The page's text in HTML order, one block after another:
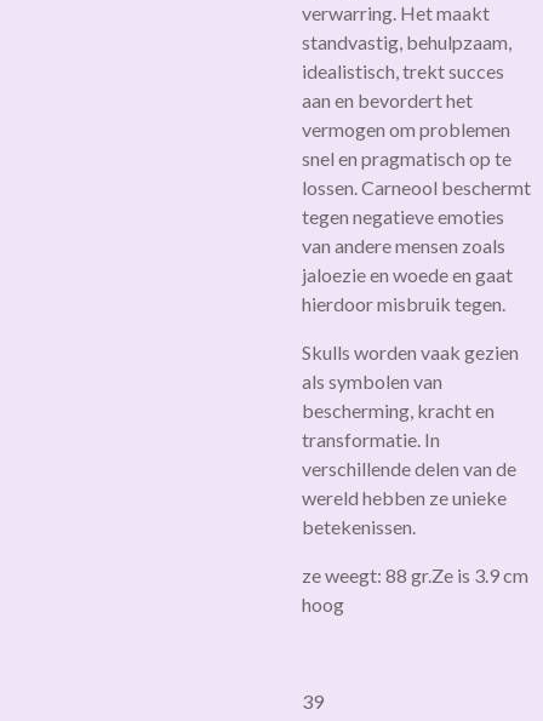
verwarring. Het maakt
standvastig, behulpzaam,
idealistisch, trekt succes
aan en bevordert het
vermogen om problemen
snel en pragmatisch op te
lossen. Carneool beschermt
tegen negatieve emoties
van andere mensen zoals
jaloezie en woede en gaat
hierdoor misbruik tegen.
Skulls worden vaak gezien
als symbolen van
bescherming, kracht en
transformatie. In
verschillende delen van de
wereld hebben ze unieke
betekenissen.
ze weegt: 88 gr.Ze is 3.9 cm
hoog
39